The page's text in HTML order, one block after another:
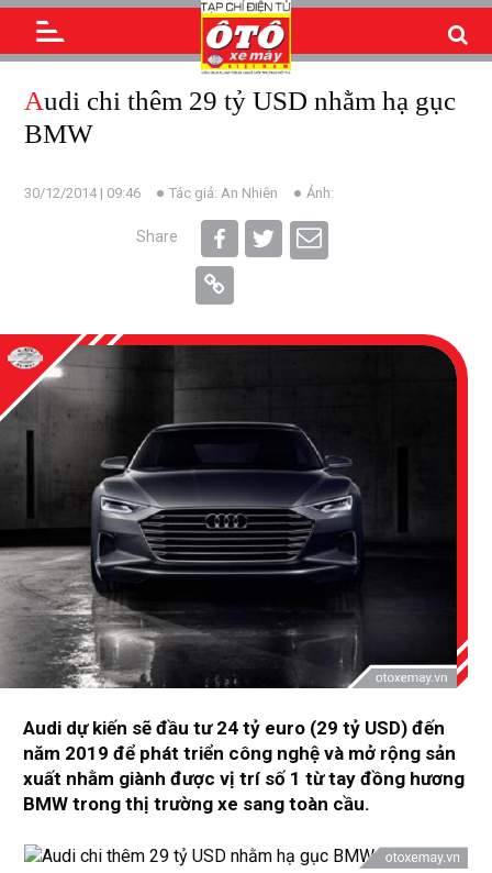
Audi chi thêm 29 tỷ USD nhằm hạ gục
BMW
30/12/2014 | 09:46 Tác giả: An Nhiên Ảnh:
Share
Audi dự kiến sẽ đầu tư 24 tỷ euro (29 tỷ USD) đến
năm 2019 để phát triển công nghệ và mở rộng sản
xuất nhằm giành được vị trí số 1 từ tay đồng hương
BMW trong thị trường xe sang toàn cầu.